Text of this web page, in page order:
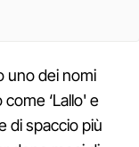
uno dei nomi
‘Lallo' e
di spaccio più